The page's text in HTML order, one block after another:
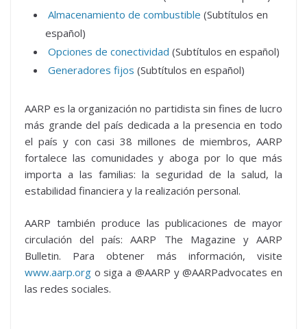
Almacenamiento de combustible (Subtítulos en
español)
Opciones de conectividad (Subtítulos en español)
Generadores fijos (Subtítulos en español)
AARP es la organización no partidista sin fines de lucro
más grande del país dedicada a la presencia en todo
el país y con casi 38 millones de miembros, AARP
fortalece las comunidades y aboga por lo que más
importa a las familias: la seguridad de la salud, la
estabilidad financiera y la realización personal.
AARP también produce las publicaciones de mayor
circulación del país: AARP The Magazine y AARP
Bulletin. Para obtener más información, visite
www.aarp.org o siga a @AARP y @AARPadvocates en
las redes sociales.